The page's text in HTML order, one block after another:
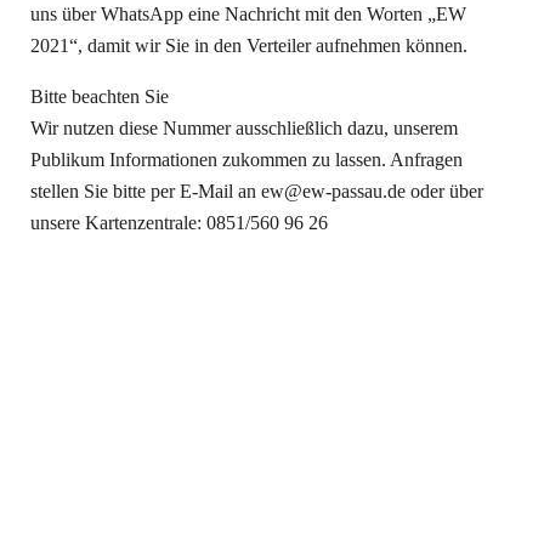
uns über WhatsApp eine Nachricht mit den Worten „EW
2021“, damit wir Sie in den Verteiler aufnehmen können.
Bitte beachten Sie
Wir nutzen diese Nummer ausschließlich dazu, unserem
Publikum Informationen zukommen zu lassen. Anfragen
stellen Sie bitte per E-Mail an ew@ew-passau.de oder über
unsere Kartenzentrale: 0851/560 96 26